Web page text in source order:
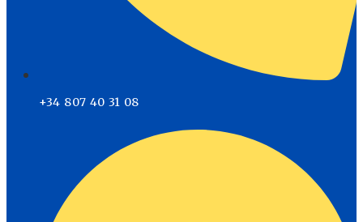
+34 807 40 31 08